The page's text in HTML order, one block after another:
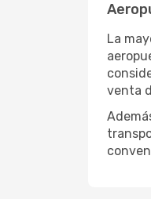
La
venta